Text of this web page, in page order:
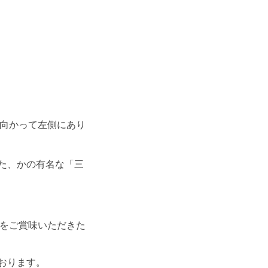
かって左側にあり
、かの有名な「三
ご賞味いただきた
ます。